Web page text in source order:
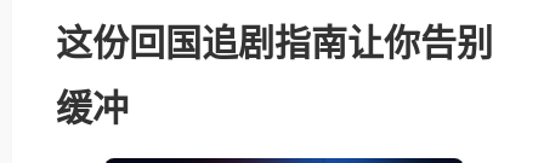
这份回国追剧指南让你告别
缓冲